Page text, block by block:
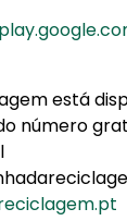
está
número